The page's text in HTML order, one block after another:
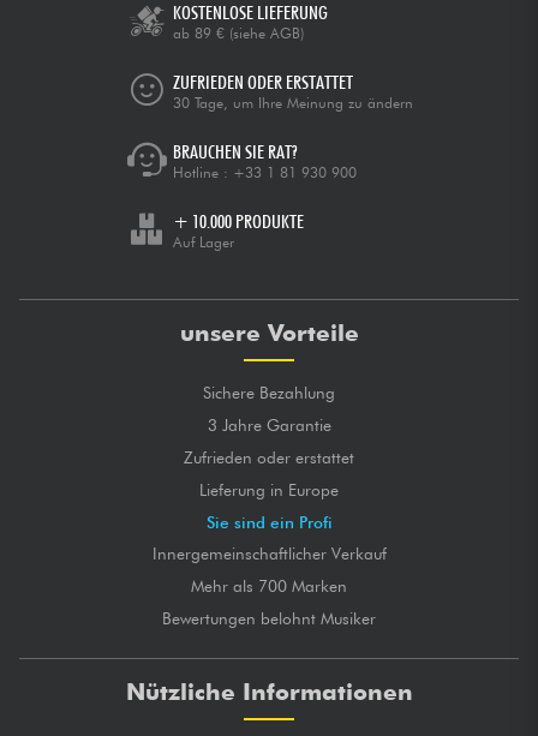
KOSTENLOSE LIEFERUNG
ab 89 € (siehe AGB)
ZUFRIEDEN ODER ERSTATTET
30 Tage, um Ihre Meinung zu ändern
BRAUCHEN SIE RAT?
Hotline : +33 1 81 930 900
+ 10.000 PRODUKTE
Auf Lager
unsere Vorteile
Sichere Bezahlung
3 Jahre Garantie
Zufrieden oder erstattet
Lieferung in Europe
Sie sind ein Profi
Innergemeinschaftlicher Verkauf
Mehr als 700 Marken
Bewertungen belohnt Musiker
Nützliche Informationen